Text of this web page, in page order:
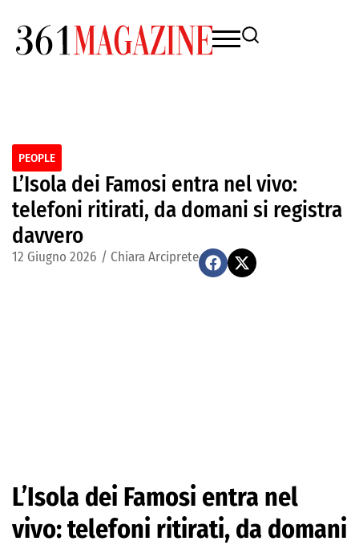
PEOPLE
L’Isola dei Famosi entra nel vivo:
telefoni ritirati, da domani si registra
davvero
12 Giugno 2026 / Chiara Arciprete
L’Isola dei Famosi entra nel
vivo: telefoni ritirati, da domani